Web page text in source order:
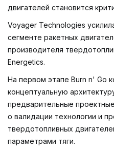
двигателей становится
Voyager Technologies
сегменте ракетных
производителя
Energetics.
На первом этапе Burn n' Go
концептуальную
предварительные
о валидации технологии и
твердотопливных
параметрами тяги.